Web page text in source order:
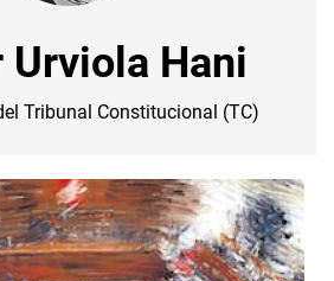
Urviola Hani
Tribunal Constitucional (TC)